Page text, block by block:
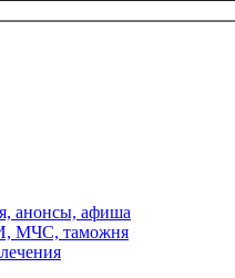
анонсы, афиша
МЧС, таможня